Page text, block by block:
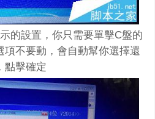
的設置，你只需要單擊C盤的
不要動，會自動幫你選擇還
點擊確定